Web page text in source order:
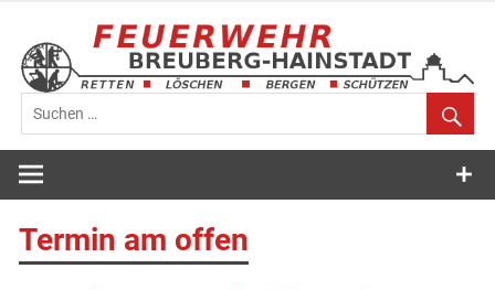
springen
Feuerwehr
Breuberg-
Termin am offen